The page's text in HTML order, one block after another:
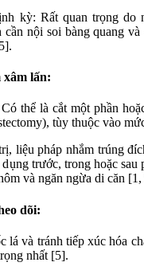
kỳ: Rất quan trọng do
nội soi bàng quang
lấn:
thể là cắt một phần
tùy thuộc vào
liệu pháp nhắm trúng
trước, trong hoặc sau
và ngăn ngừa di căn
dõi:
lá và tránh tiếp xúc hóa
nhất [5].